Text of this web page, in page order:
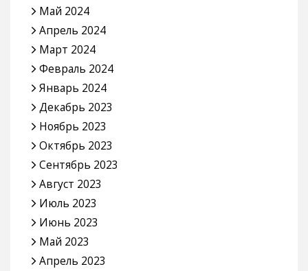
Май 2024
Апрель 2024
Март 2024
Февраль 2024
Январь 2024
Декабрь 2023
Ноябрь 2023
Октябрь 2023
Сентябрь 2023
Август 2023
Июль 2023
Июнь 2023
Май 2023
Апрель 2023